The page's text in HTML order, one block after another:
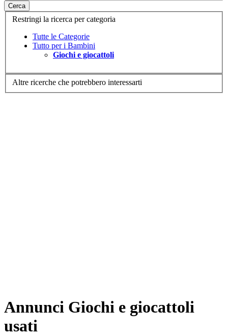
Cerca
Restringi la ricerca per categoria
Tutte le Categorie
Tutto per i Bambini
Giochi e giocattoli
Altre ricerche che potrebbero interessarti
Annunci Giochi e giocattoli
usati